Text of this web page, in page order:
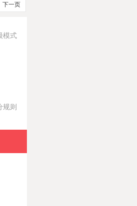
下一页
模式
规则